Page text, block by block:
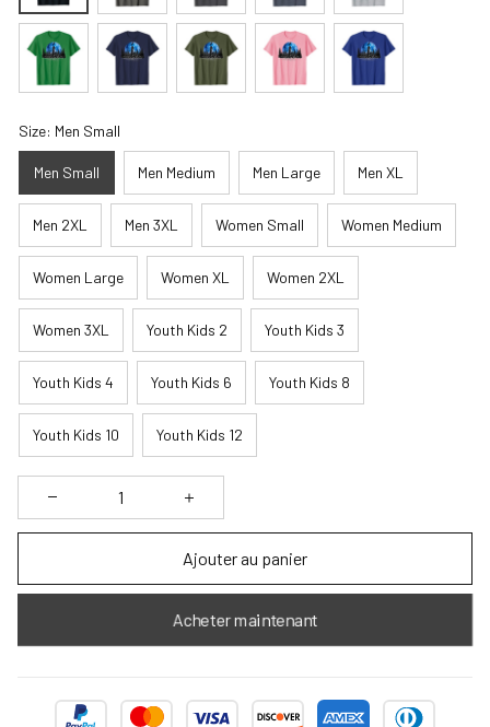
Size: Men Small
Men Small Men Medium Men Large Men XL
Men 2XL Men 3XL Women Small Women Medium
Women Large Women XL Women 2XL
Women 3XL Youth Kids 2 Youth Kids 3
Youth Kids 4 Youth Kids 6 Youth Kids 8
Youth Kids 10 Youth Kids 12
Ajouter au panier
Acheter maintenant